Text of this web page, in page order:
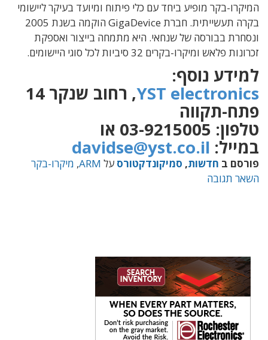
המיקרו-בקר מופיע ביחד עם כלי פיתוח ומיועד בעיקר ליישומי
בקרה תעשייתית. חברת GigaDevice הוקמה בשנת 2005
ונסחרת בבורסה של שנחאי. היא מתמחה בייצור ואספקת
זכרונות פלאש ומיקרו-בקרים 32 סיביות לכל סוגי היישומים.
למידע נוסף:
YST electronics , רחוב שנקר 14
פתח-תקווה
טלפון: 03-9215005 או
במייל: davidse@yst.co.il
פורסם ב חדשות, סמיקונדקטורס על ARM
, מיקרו-בקר
השאר תגובה